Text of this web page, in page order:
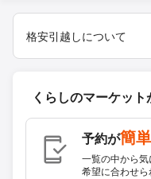
格安引越しについて
くらしのマーケット
予約が簡
一覧の中から
希望に合わせら